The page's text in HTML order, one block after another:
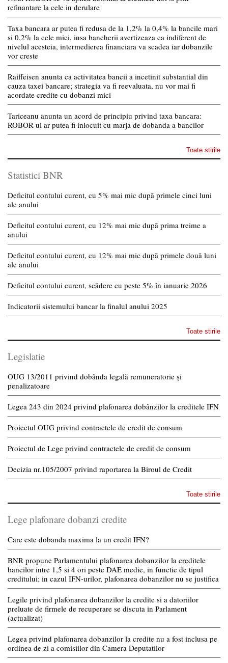
refinantare la cele in derulare
Taxa bancara ar putea fi redusa de la 1,2% la 0,4% la bancile mari
si 0,2% la cele mici, insa bancherii avertizeaza ca indiferent de
nivelul acesteia, intermedierea financiara va scadea iar dobanzile
vor creste
Raiffeisen anunta ca activitatea bancii a incetinit substantial din
cauza taxei bancare; strategia va fi reevaluata, nu vor mai fi
acordate credite cu dobanzi mici
Tariceanu anunta un acord de principiu privind taxa bancara:
ROBOR-ul ar putea fi inlocuit cu marja de dobanda a bancilor
Toate stirile
Statistici BNR
Deficitul contului curent, cu 5% mai mic după primele cinci luni
ale anului
Deficitul contului curent, cu 12% mai mic după prima treime a
anului
Deficitul contului curent, cu 12% mai mic după primele două luni
ale anului
Deficitul contului curent, scădere cu peste 5% în ianuarie 2026
Indicatorii sistemului bancar la finalul anului 2025
Toate stirile
Legislatie
OUG 13/2011 privind dobânda legală remuneratorie și
penalizatoare
Legea 243 din 2024 privind plafonarea dobânzilor la creditele IFN
Proiectul OUG privind contractele de credit de consum
Proiectul de Lege privind contractele de credit de consum
Decizia nr.105/2007 privind raportarea la Biroul de Credit
Toate stirile
Lege plafonare dobanzi credite
Care este dobanda maxima la un credit IFN?
BNR propune Parlamentului plafonarea dobanzilor la creditele
bancilor intre 1,5 si 4 ori peste DAE medie, in functie de tipul
creditului; in cazul IFN-urilor, plafonarea dobanzilor nu se justifica
Legile privind plafonarea dobanzilor la credite si a datoriilor
preluate de firmele de recuperare se discuta in Parlament
(actualizat)
Legea privind plafonarea dobanzilor la credite nu a fost inclusa pe
ordinea de zi a comisiilor din Camera Deputatilor